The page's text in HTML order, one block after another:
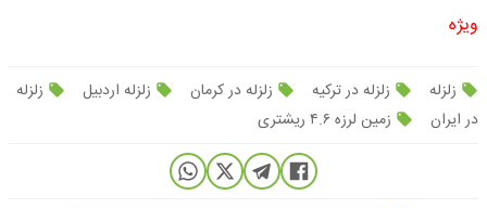
ویژه
زلزله زلزله در ترکیه زلزله در کرمان زلزله اردبیل
زلزله
در ایران
زمین لرزه ۴.۶ ریشتری